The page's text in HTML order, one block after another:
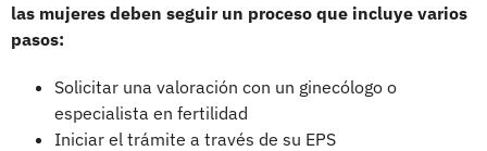
las mujeres deben seguir un proceso que incluye varios
pasos:
Solicitar una valoración con un ginecólogo o
especialista en fertilidad
Iniciar el trámite a través de su EPS